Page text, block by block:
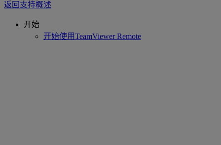
返回支持概述
开始
开始使用TeamViewer Remote